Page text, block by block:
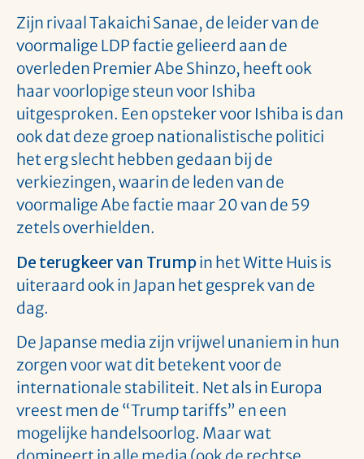
Zijn rivaal Takaichi Sanae, de leider van de
voormalige LDP factie gelieerd aan de
overleden Premier Abe Shinzo, heeft ook
haar voorlopige steun voor Ishiba
uitgesproken. Een opsteker voor Ishiba is dan
ook dat deze groep nationalistische politici
het erg slecht hebben gedaan bij de
verkiezingen, waarin de leden van de
voormalige Abe factie maar 20 van de 59
zetels overhielden.
De terugkeer van Trumpin het Witte Huis is
uiteraard ook in Japan het gesprek van de
dag.
De Japanse media zijn vrijwel unaniem in hun
zorgen voor wat dit betekent voor de
internationale stabiliteit. Net als in Europa
vreest men de “Trump tariffs” en een
mogelijke handelsoorlog. Maar wat